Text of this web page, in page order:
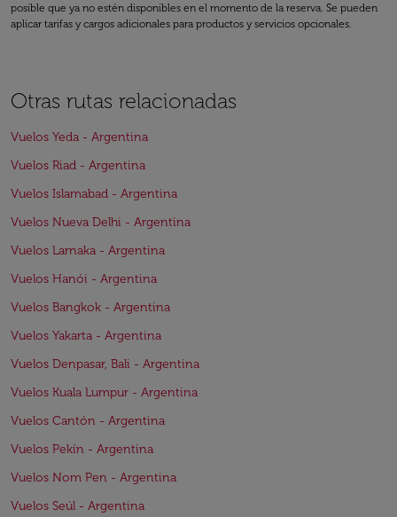
posible que ya no estén disponibles en el momento de la reserva. Se pueden
aplicar tarifas y cargos adicionales para productos y servicios opcionales.
Otras rutas relacionadas
Vuelos Yeda - Argentina
Vuelos Riad - Argentina
Vuelos Islamabad - Argentina
Vuelos Nueva Delhi - Argentina
Vuelos Larnaka - Argentina
Vuelos Hanói - Argentina
Vuelos Bangkok - Argentina
Vuelos Yakarta - Argentina
Vuelos Denpasar, Bali - Argentina
Vuelos Kuala Lumpur - Argentina
Vuelos Cantón - Argentina
Vuelos Pekín - Argentina
Vuelos Nom Pen - Argentina
Vuelos Seúl - Argentina